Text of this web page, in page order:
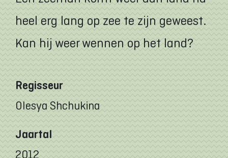
heel erg lang op zee te zijn geweest.
Kan hij weer wennen op het land?
Regisseur
Olesya Shchukina
Jaartal
2012